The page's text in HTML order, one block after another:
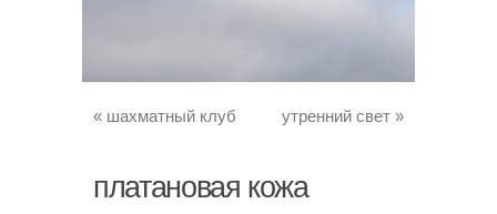
« шахматный клуб утренний свет »
платановая кожа